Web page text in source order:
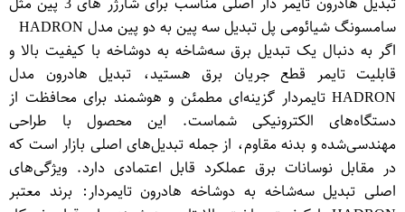
سامسونگ شیائومی پل تبدیل سه پین به دو پین مدل HADRON
اگر به دنبال یک تبدیل برق سه‌شاخه به دو‌شاخه با کیفیت بالا و
قابلیت تایمر قطع جریان برق هستید، تبدیل هادرون مدل
HADRON تایمر‌دار گزینه‌ای مطمئن و هوشمند برای محافظت از
دستگاه‌های الکترونیکی شماست. این محصول با طراحی
مهندسی‌شده و بدنه مقاوم، از جمله تبدیل‌های اصلی بازار است که
در مقابل نوسانات برق عملکرد قابل اعتمادی دارد. ویژگی‌های
اصلی تبدیل سه‌شاخه به دو‌شاخه هادرون تایمر‌دار: برند معتبر